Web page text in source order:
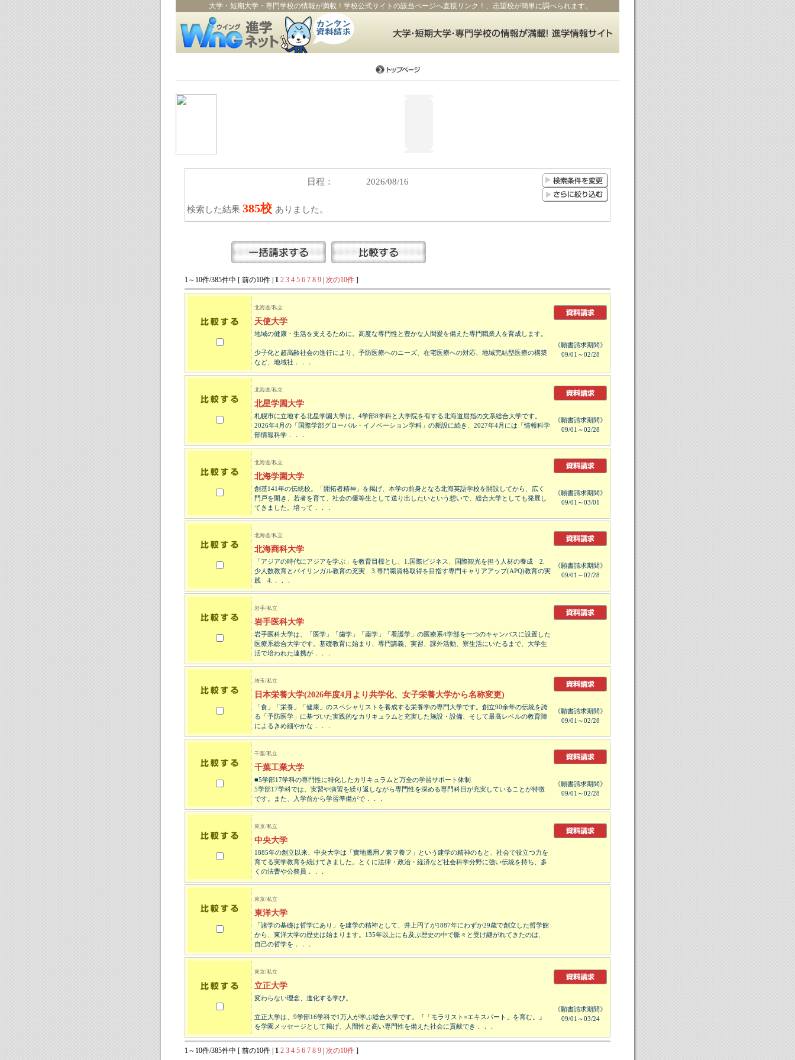
大学・短期大学・専門学校の情報が満載！学校公式サイトの該当ページへ直接リンク！、志望校が簡単に調べられます。
日程： 2026/08/16
検索した結果 385校 ありました。
1～10件/385件中 [ 前の10件 | 1 2 3 4 5 6 7 8 9 次の10件 ]
北海道/私立
天使大学
地域の健康・生活を支えるために。高度な専門性と豊かな人間愛を備えた専門職業人を育成します。
少子化と超高齢社会の進行により、予防医療へのニーズ、在宅医療への対応、地域完結型医療の構築
など、地域社．．．
《願書請求期間》
09/01～02/28
北海道/私立
北星学園大学
札幌市に立地する北星学園大学は、4学部8学科と大学院を有する北海道屈指の文系総合大学です。
2026年4月の「国際学部グローバル・イノベーション学科」の新設に続き、2027年4月には「情報科学
部情報科学．．．
《願書請求期間》
09/01～02/28
北海道/私立
北海学園大学
創基141年の伝統校。「開拓者精神」を掲げ、本学の前身となる北海英語学校を開設してから、広く
門戸を開き、若者を育て、社会の優等生として送り出したいという想いで、総合大学としても発展し
てきました。培って．．．
《願書請求期間》
09/01～03/01
北海道/私立
北海商科大学
「アジアの時代にアジアを学ぶ」を教育目標とし、1.国際ビジネス、国際観光を担う人材の養成 2.
少人数教育とバイリンガル教育の充実 3.専門職資格取得を目指す専門キャリアアップ(APQ)教育の実
践 4.．．．
《願書請求期間》
09/01～02/28
岩手/私立
岩手医科大学
岩手医科大学は、「医学」「歯学」「薬学」「看護学」の医療系4学部を一つのキャンパスに設置した
医療系総合大学です。基礎教育に始まり、専門講義、実習、課外活動、寮生活にいたるまで、大学生
活で培われた連携が．．．
埼玉/私立
日本栄養大学(2026年度4月より共学化、女子栄養大学から名称変更)
「食」「栄養」「健康」のスペシャリストを養成する栄養学の専門大学です。創立90余年の伝統を誇
る「予防医学」に基づいた実践的なカリキュラムと充実した施設・設備、そして最高レベルの教育陣
によるきめ細やかな．．．
《願書請求期間》
09/01～02/28
千葉/私立
千葉工業大学
■5学部17学科の専門性に特化したカリキュラムと万全の学習サポート体制
5学部17学科では、実習や演習を繰り返しながら専門性を深める専門科目が充実していることが特徴
です。また、入学前から学習準備がで．．．
《願書請求期間》
09/01～02/28
東京/私立
中央大学
1885年の創立以来、中央大学は「實地應用ノ素ヲ養フ」という建学の精神のもと、社会で役立つ力を
育てる実学教育を続けてきました。とくに法律・政治・経済など社会科学分野に強い伝統を持ち、多
くの法曹や公務員．．．
東京/私立
東洋大学
「諸学の基礎は哲学にあり」を建学の精神として、井上円了が1887年にわずか29歳で創立した哲学館
から、東洋大学の歴史は始まります。135年以上にも及ぶ歴史の中で脈々と受け継がれてきたのは、
自己の哲学を．．．
東京/私立
立正大学
変わらない理念、進化する学び。
立正大学は、9学部16学科で1万人が学ぶ総合大学です。『「モラリスト×エキスパート」を育む。』
を学園メッセージとして掲げ、人間性と高い専門性を備えた社会に貢献でき．．．
《願書請求期間》
09/01～03/24
1～10件/385件中 [ 前の10件 | 1 2 3 4 5 6 7 8 9 次の10件 ]